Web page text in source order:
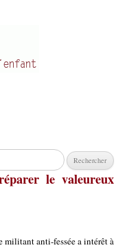
le valeureux
militant anti-fessée a intérêt à